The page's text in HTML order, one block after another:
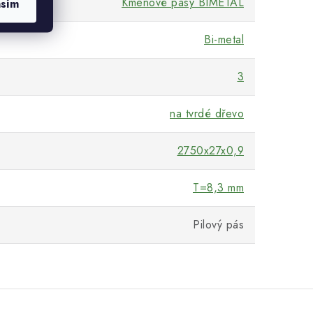
Bi-metal
3
na tvrdé dřevo
2750x27x0,9
T=8,3 mm
Pilový pás